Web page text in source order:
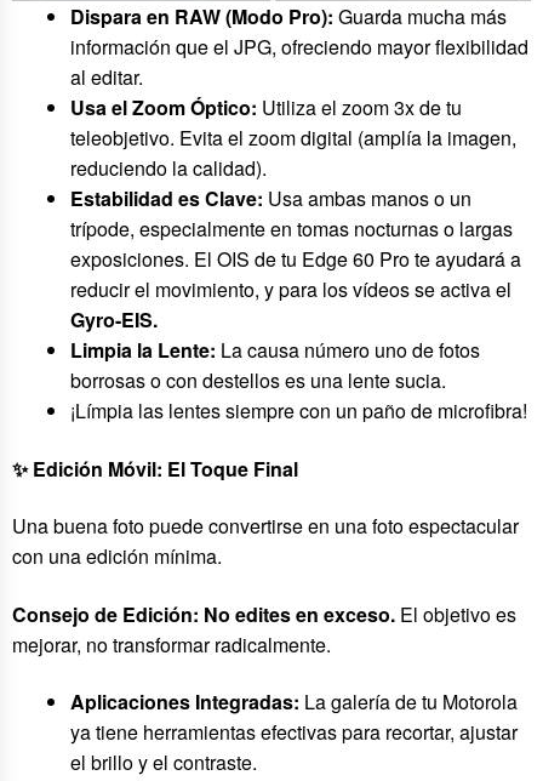
Dispara en RAW (Modo Pro): Guarda mucha más
información que el JPG, ofreciendo mayor flexibilidad
al editar.
Usa el Zoom Óptico: Utiliza el zoom 3x de tu
teleobjetivo. Evita el zoom digital (amplía la imagen,
reduciendo la calidad).
Estabilidad es Clave: Usa ambas manos o un
trípode, especialmente en tomas nocturnas o largas
exposiciones. El OIS de tu Edge 60 Pro te ayudará a
reducir el movimiento, y para los vídeos se activa el
Gyro-EIS.
Limpia la Lente: La causa número uno de fotos
borrosas o con destellos es una lente sucia.
¡Límpia las lentes siempre con un paño de microfibra!
✨ Edición Móvil: El Toque Final
Una buena foto puede convertirse en una foto espectacular
con una edición mínima.
Consejo de Edición: No edites en exceso. El objetivo es
mejorar, no transformar radicalmente.
Aplicaciones Integradas: La galería de tu Motorola
ya tiene herramientas efectivas para recortar, ajustar
el brillo y el contraste.